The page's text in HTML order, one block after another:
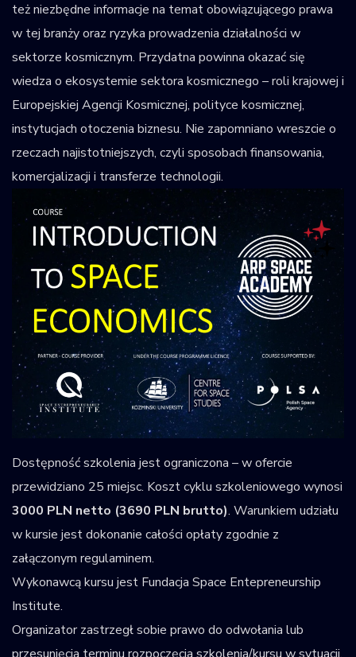
też niezbędne informacje na temat obowiązującego prawa
w tej branży oraz ryzyka prowadzenia działalności w
sektorze kosmicznym. Przydatna powinna okazać się
wiedza o ekosystemie sektora kosmicznego – roli krajowej i
Europejskiej Agencji Kosmicznej, polityce kosmicznej,
instytucjach otoczenia biznesu. Nie zapomniano wreszcie o
rzeczach najistotniejszych, czyli sposobach finansowania,
komercjalizacji i transferze technologii.
Dostępność szkolenia jest ograniczona – w ofercie
przewidziano 25 miejsc. Koszt cyklu szkoleniowego wynosi
3000 PLN netto (3690 PLN brutto). Warunkiem udziału
w kursie jest dokonanie całości opłaty zgodnie z
załączonym regulaminem.
Wykonawcą kursu jest Fundacja Space Entepreneurship
Institute.
Organizator zastrzegł sobie prawo do odwołania lub